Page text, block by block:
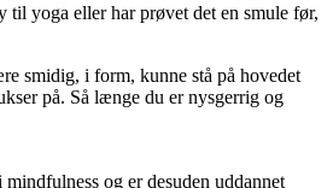
til yoga eller har prøvet det en smule før,
smidig, i form, kunne stå på hovedet
på. Så længe du er nysgerrig og
mindfulness og er desuden uddannet